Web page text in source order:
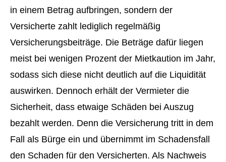
in einem Betrag aufbringen, sondern der
Versicherte zahlt lediglich regelmäßig
Versicherungsbeiträge. Die Beträge dafür liegen
meist bei wenigen Prozent der Mietkaution im Jahr,
sodass sich diese nicht deutlich auf die Liquidität
auswirken. Dennoch erhält der Vermieter die
Sicherheit, dass etwaige Schäden bei Auszug
bezahlt werden. Denn die Versicherung tritt in dem
Fall als Bürge ein und übernimmt im Schadensfall
den Schaden für den Versicherten. Als Nachweis